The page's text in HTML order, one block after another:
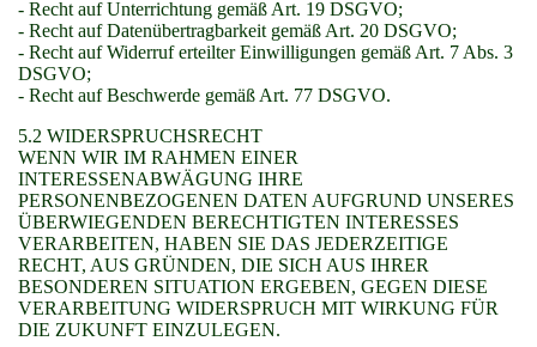
- Recht auf Unterrichtung gemäß Art. 19 DSGVO;
- Recht auf Datenübertragbarkeit gemäß Art. 20 DSGVO;
- Recht auf Widerruf erteilter Einwilligungen gemäß Art. 7 Abs. 3
DSGVO;
- Recht auf Beschwerde gemäß Art. 77 DSGVO.
5.2 WIDERSPRUCHSRECHT
WENN WIR IM RAHMEN EINER
INTERESSENABWÄGUNG IHRE
PERSONENBEZOGENEN DATEN AUFGRUND UNSERES
ÜBERWIEGENDEN BERECHTIGTEN INTERESSES
VERARBEITEN, HABEN SIE DAS JEDERZEITIGE
RECHT, AUS GRÜNDEN, DIE SICH AUS IHRER
BESONDEREN SITUATION ERGEBEN, GEGEN DIESE
VERARBEITUNG WIDERSPRUCH MIT WIRKUNG FÜR
DIE ZUKUNFT EINZULEGEN.